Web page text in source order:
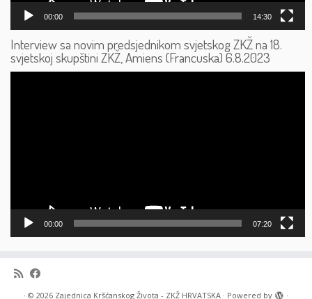
00:00 14:30
Interview sa novim predsjednikom svjetskog ZKŽ na 18.
svjetskoj skupštini ZKŽ, Amiens (Francuska) 6.8.2023
00:00 07:20
· © 2026 Zajednica Kršćanskog Života - ZKŽ HRVATSKA · Powered by ·